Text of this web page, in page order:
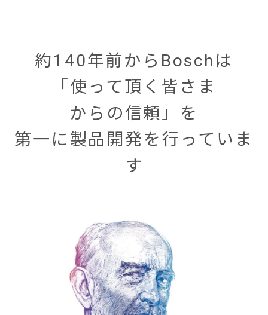
約140年前からBoschは
「使って頂く皆さま
からの信頼」を
第一に製品開発を行っていま
す